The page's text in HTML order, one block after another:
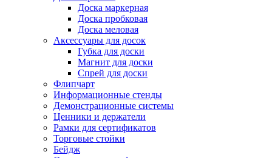
Доска маркерная
Доска пробковая
Доска меловая
Аксессуары для досок
Губка для доски
Магнит для доски
Спрей для доски
Флипчарт
Информационные стенды
Демонстрационные системы
Ценники и держатели
Рамки для сертификатов
Торговые стойки
Бейдж